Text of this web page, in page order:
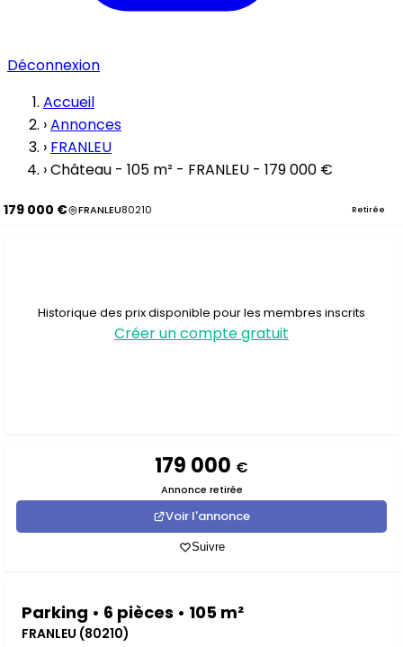
Déconnexion
Accueil
›Annonces
› FRANLEU
›Château - 105 m² - FRANLEU - 179 000 €
179 000 € FRANLEU80210 Retirée
Historique des prix disponible pour les membres inscrits
Créer un compte gratuit
179 000 €
Annonce retirée
Voir l'annonce
Suivre
Parking • 6 pièces • 105 m²
FRANLEU (80210)